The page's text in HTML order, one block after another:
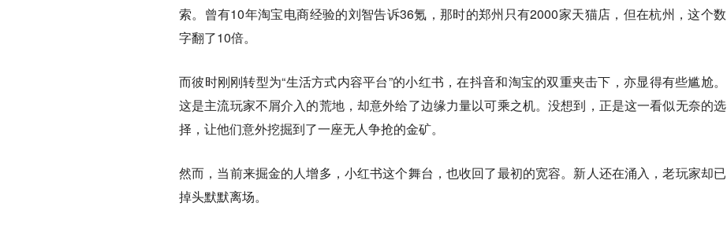
索。曾有10年淘宝电商经验的刘智告诉36氪，那时的郑州只有2000家天猫店，但在杭州，这个数
字翻了10倍。
而彼时刚刚转型为“生活方式内容平台”的小红书，在抖音和淘宝的双重夹击下，亦显得有些尴尬。
这是主流玩家不屑介入的荒地，却意外给了边缘力量以可乘之机。没想到，正是这一看似无奈的选
择，让他们意外挖掘到了一座无人争抢的金矿。
然而，当前来掘金的人增多，小红书这个舞台，也收回了最初的宽容。新人还在涌入，老玩家却已
掉头默默离场。